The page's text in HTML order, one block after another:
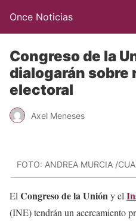
Once Noticias
Congreso de la
dialogarán
electoral
Axel Meneses
FOTO: ANDREA MURCIA /
El Congreso de la Unióny el
(INE) tendrán un acercamiento